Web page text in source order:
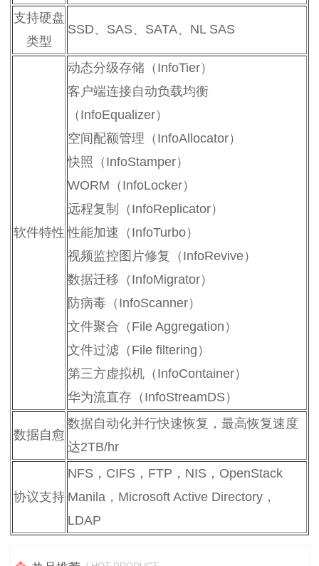
支持硬盘
类型
SSD、SAS、SATA、NL SAS
软件特性
动态分级存储（InfoTier）
客户端连接自动负载均衡
（InfoEqualizer）
空间配额管理（InfoAllocator）
快照（InfoStamper）
WORM（InfoLocker）
远程复制（InfoReplicator）
性能加速（InfoTurbo）
视频监控图片修复（InfoRevive）
数据迁移（InfoMigrator）
防病毒（InfoScanner）
文件聚合（File Aggregation）
文件过滤（File filtering）
第三方虚拟机（InfoContainer）
华为流直存（InfoStreamDS）
数据自愈
数据自动化并行快速恢复，最高恢复速度
达2TB/hr
协议支持
NFS，CIFS，FTP，NIS，OpenStack
Manila，Microsoft Active Directory，
LDAP